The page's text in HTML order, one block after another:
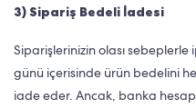
3) Sipariş Bedeli İadesi
Siparişlerinizin olası
günü içerisinde ürün bedelini
iade eder. Ancak, banka